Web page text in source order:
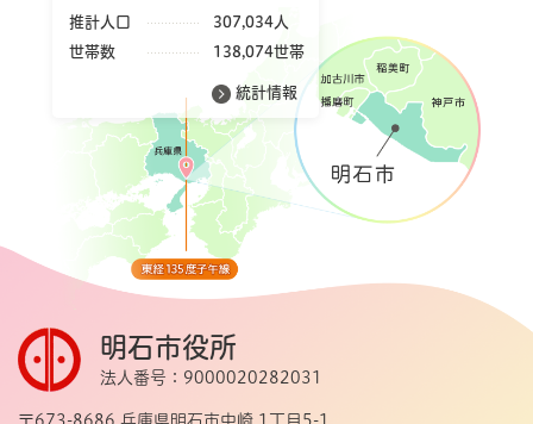
推計人口
307,034人
世帯数
138,074世帯
統計情報
明石市役所
法人番号：9000020282031
〒673-8686 兵庫県明石市中崎 1丁目5-1